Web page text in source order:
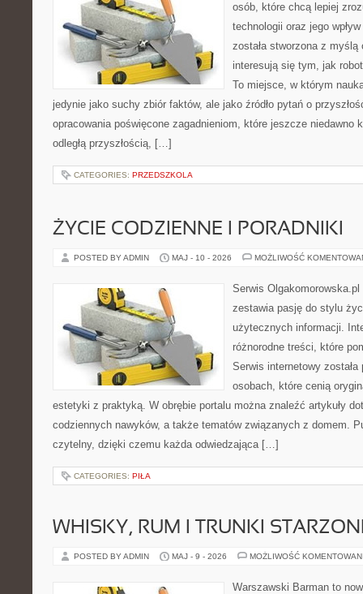
osób, które chcą lepiej
technologii oraz jego
została stworzona z
interesują się tym, jak
To miejsce, w którym
jedynie jako suchy zbiór faktów, ale jako źródło pytań o
opracowania poświęcone zagadnieniom, które jeszcze niedawno
odległą przyszłością, […]
CATEGORIES: PRZEDSZKOLA
ŻYCIE CODZIENNE I PORADNIKI
POSTED BY ADMIN MAJ - 10 - 2026 MOŻLIWOŚĆ
Serwis
zestawia pasję do stylu
użytecznych informacji.
różnorodne treści, które
Serwis internetowy
osobach, które cenią
estetyki z praktyką. W obrębie portalu można znaleźć artykuły
codziennych nawyków, a także tematów związanych z domem.
czytelny, dzięki czemu każda odwiedzająca […]
CATEGORIES: PIŁA
WHISKY, RUM I TRUNKI
POSTED BY ADMIN MAJ - 9 - 2026 MOŻLIWOŚĆ
Warszawski Barman to